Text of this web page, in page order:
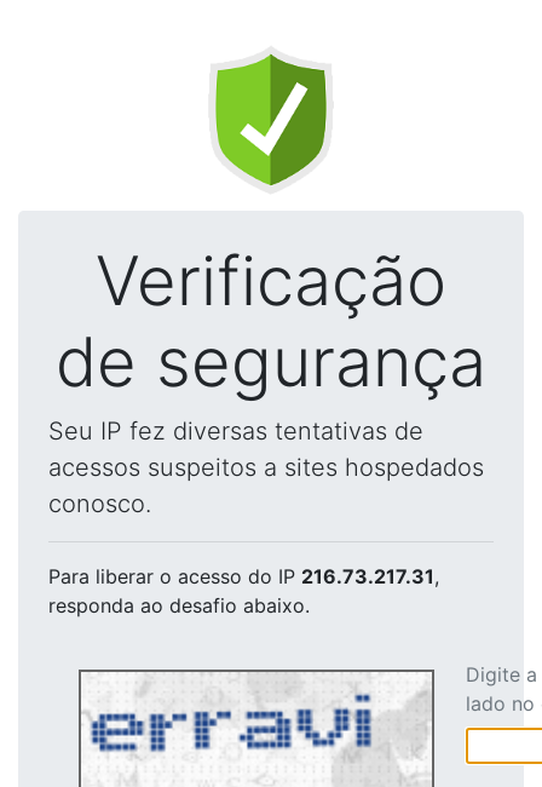
Verificação
de segurança
Seu IP fez diversas tentativas de
acessos suspeitos a sites hospedados
conosco.
Para liberar o acesso do IP 216.73.217.31,
responda ao desafio abaixo.
Digite
lado no